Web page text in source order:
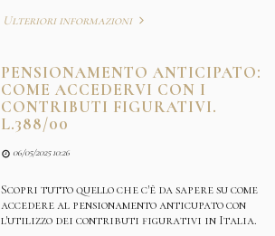
Ulteriori informazioni
PENSIONAMENTO ANTICIPATO:
COME ACCEDERVI CON I
CONTRIBUTI FIGURATIVI.
L.388/00
06/05/2025 10:26
Scopri tutto quello che c'è da sapere su come
accedere al pensionamento anticupato con
l'utilizzo dei contributi figurativi in Italia.